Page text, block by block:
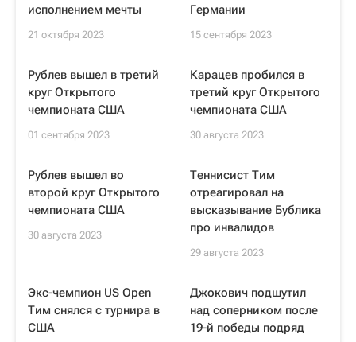
исполнением мечты
21 октября 2023
Германии
15 сентября 2023
Рублев вышел в третий
круг Открытого
чемпионата США
01 сентября 2023
Карацев пробился в
третий круг Открытого
чемпионата США
30 августа 2023
Рублев вышел во
второй круг Открытого
чемпионата США
30 августа 2023
Теннисист Тим
отреагировал на
высказывание Бублика
про инвалидов
29 августа 2023
Экс-чемпион US Open
Тим снялся с турнира в
США
Джокович подшутил
над соперником после
19-й победы подряд